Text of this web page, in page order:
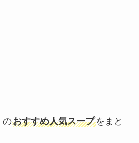
のおすすめ人気スープをまと